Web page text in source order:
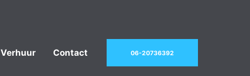
Verhuur Contact 06-20736392